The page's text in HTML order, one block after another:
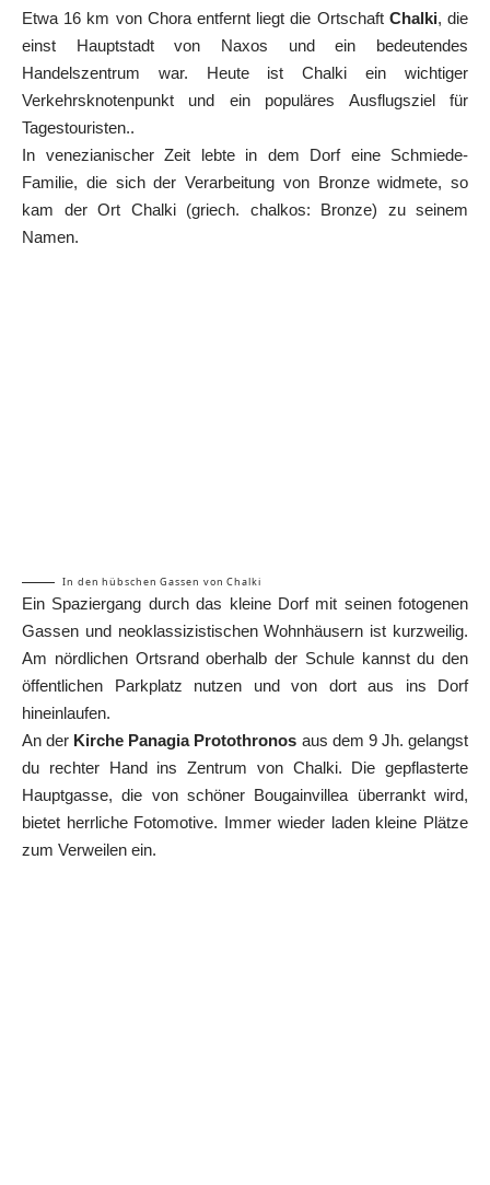
Etwa 16 km von Chora entfernt liegt die Ortschaft Chalki, die
einst Hauptstadt von Naxos und ein bedeutendes
Handelszentrum war. Heute ist Chalki ein wichtiger
Verkehrsknotenpunkt und ein populäres Ausflugsziel für
Tagestouristen..
In venezianischer Zeit lebte in dem Dorf eine Schmiede-
Familie, die sich der Verarbeitung von Bronze widmete, so
kam der Ort Chalki (griech. chalkos: Bronze) zu seinem
Namen.
In den hübschen Gassen von Chalki
Ein Spaziergang durch das kleine Dorf mit seinen fotogenen
Gassen und neoklassizistischen Wohnhäusern ist kurzweilig.
Am nördlichen Ortsrand oberhalb der Schule kannst du den
öffentlichen Parkplatz nutzen und von dort aus ins Dorf
hineinlaufen.
An der Kirche Panagia Protothronos aus dem 9 Jh. gelangst
du rechter Hand ins Zentrum von Chalki. Die gepflasterte
Hauptgasse, die von schöner Bougainvillea überrankt wird,
bietet herrliche Fotomotive. Immer wieder laden kleine Plätze
zum Verweilen ein.